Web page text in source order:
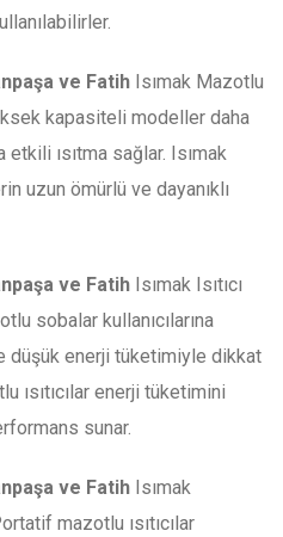
ve Fatih Isımak Mazotlu
kapasiteli modeller daha
ısıtma sağlar. Isımak
uzun ömürlü ve dayanıklı
ve Fatih Isımak Isıtıcı
sobalar kullanıcılarına
düşük enerji tüketimiyle dikkat
ısıtıcılar enerji tüketimini
sunar.
ve Fatih Isımak
mazotlu ısıtıcılar